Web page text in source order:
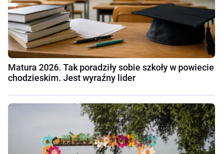
Matura 2026. Tak poradziły sobie szkoły w powiecie
chodzieskim. Jest wyraźny lider